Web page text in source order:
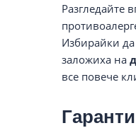
Разгледайте
Избирайки да
заложиха на
все повече